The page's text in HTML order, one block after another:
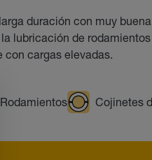
duración con muy
lubricación de
con cargas elevadas.
Rodamientos Cojinetes